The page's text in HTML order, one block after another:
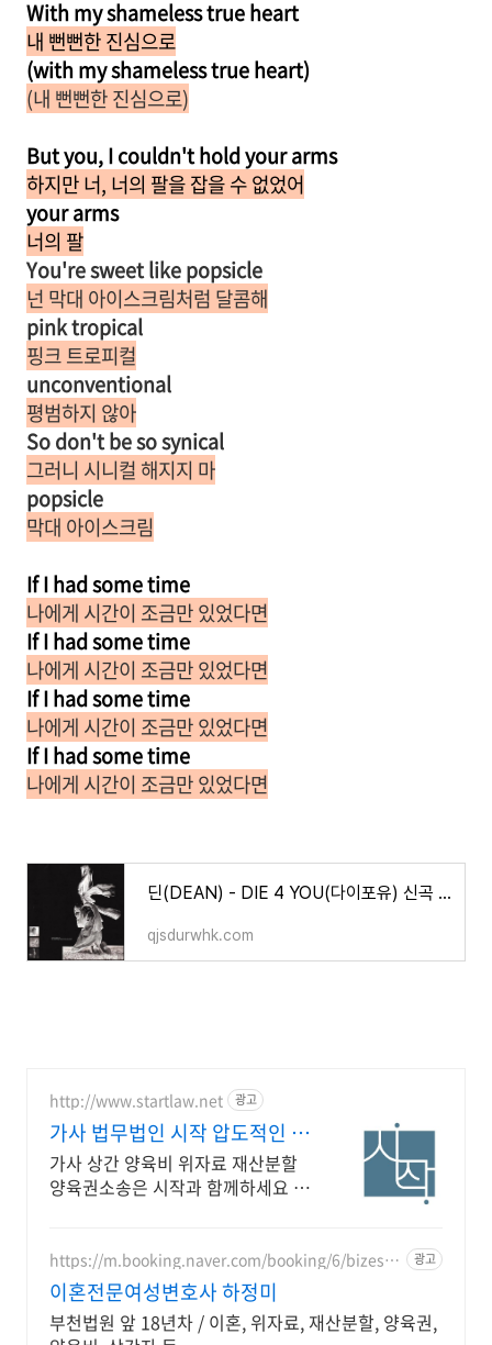
With my shameless true heart
내 뻔뻔한 진심으로
(with my shameless true heart)
(내 뻔뻔한 진심으로)
But you, I couldn't hold your arms
하지만 너, 너의 팔을 잡을 수 없었어
your arms
너의 팔
You're sweet like popsicle
넌 막대 아이스크림처럼 달콤해
pink tropical
핑크 트로피컬
unconventional
평범하지 않아
So don't be so synical
그러니 시니컬 해지지 마
popsicle
막대 아이스크림
If I had sometime
나에게 시간이 조금만 있었다면
If I had some time
나에게 시간이 조금만 있었다면
If I had some time
나에게 시간이 조금만 있었다면
If I had some time
나에게 시간이 조금만 있었다면
딘(DEAN) - DIE 4 YOU(다이포유) 신곡 가사/해석/곡 정보
qjsdurwhk.com
http://www.startlaw.net 광고
가사 법무법인 시작 압도적인 이
혼소송 승소사례
가사 상간 양육비 위자료 재산분할
양육권소송은 시작과 함께하세요 압
https://m.booking.naver.com/booking/6/bizes/1
47504
광고
이혼전문여성변호사 하정미
부천법원 앞 18년차 / 이혼, 위자료, 재산분할, 양육권,